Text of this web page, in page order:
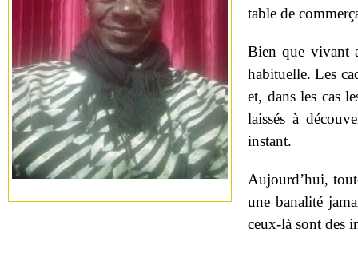
table de
Bien que vivant
habituelle. Les
et, dans les cas
laissés à
instant.
Aujourd’hui,
une banalité
ceux-là sont des